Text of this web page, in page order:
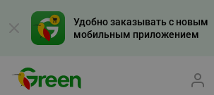
Удобно заказывать с новым
мобильным приложением